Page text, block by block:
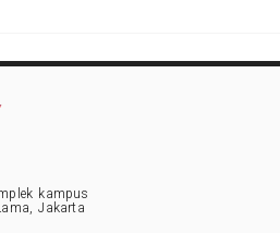
kampus
Jakarta